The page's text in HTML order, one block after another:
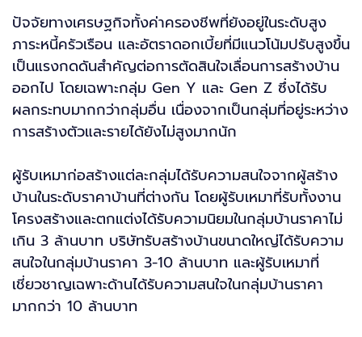
ปัจจัยทางเศรษฐกิจทั้งค่าครองชีพที่ยังอยู่ในระดับสูง
ภาระหนี้ครัวเรือน และอัตราดอกเบี้ยที่มีแนวโน้มปรับสูงขึ้น
เป็นแรงกดดันสำคัญต่อการตัดสินใจเลื่อนการสร้างบ้าน
ออกไป โดยเฉพาะกลุ่ม Gen Y และ Gen Z ซึ่งได้รับ
ผลกระทบมากกว่ากลุ่มอื่น เนื่องจากเป็นกลุ่มที่อยู่ระหว่าง
การสร้างตัวและรายได้ยังไม่สูงมากนัก
ผู้รับเหมาก่อสร้างแต่ละกลุ่มได้รับความสนใจจากผู้สร้าง
บ้านในระดับราคาบ้านที่ต่างกัน โดยผู้รับเหมาที่รับทั้งงาน
โครงสร้างและตกแต่งได้รับความนิยมในกลุ่มบ้านราคาไม่
เกิน 3 ล้านบาท บริษัทรับสร้างบ้านขนาดใหญ่ได้รับความ
สนใจในกลุ่มบ้านราคา 3-10 ล้านบาท และผู้รับเหมาที่
เชี่ยวชาญเฉพาะด้านได้รับความสนใจในกลุ่มบ้านราคา
มากกว่า 10 ล้านบาท